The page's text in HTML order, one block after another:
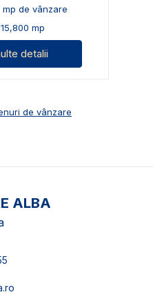
mp de vânzare
15,800 mp
detalii
de vânzare
ALBA